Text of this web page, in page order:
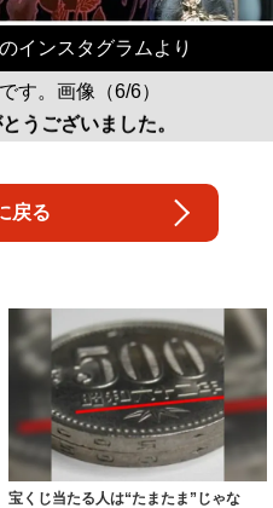
インスタグラムより
す。画像（6/6）
うございました。
戻る
宝くじ当たる人は“たまたま”じゃな